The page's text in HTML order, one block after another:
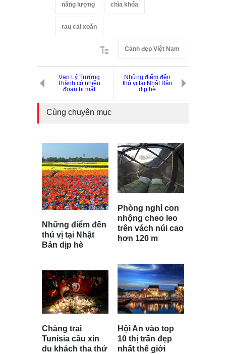
năng lượng chìa khóa
rau cải xoăn
Cảnh đẹp Việt Nam
Vạn Lý Trường
Thành có nhiều
đoạn bị mất
Những điểm đến
thú vị tại Nhật Bản
dịp hè
Cùng chuyên mục
Những điểm đến
thú vị tại Nhật
Bản dịp hè
Chàng trai
Tunisia cầu xin
du khách tha thứ
Phòng nghỉ con
nhộng cheo leo
trên vách núi cao
hơn 120 m
Hội An vào top
10 thị trấn đẹp
nhất thế giới